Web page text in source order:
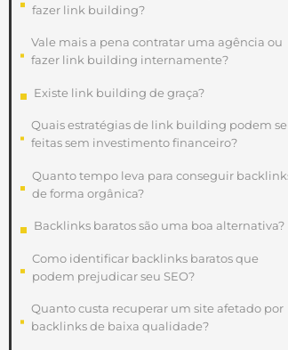
fazer link building?
Vale mais a pena contratar uma agência ou
fazer link building internamente?
Existe link building de graça?
Quais estratégias de link building podem
feitas sem investimento financeiro?
Quanto tempo leva para conseguir
de forma orgânica?
Backlinks baratos são uma boa alternativa?
Como identificar backlinks baratos que
podem prejudicar seu SEO?
Quanto custa recuperar um site afetado por
backlinks de baixa qualidade?